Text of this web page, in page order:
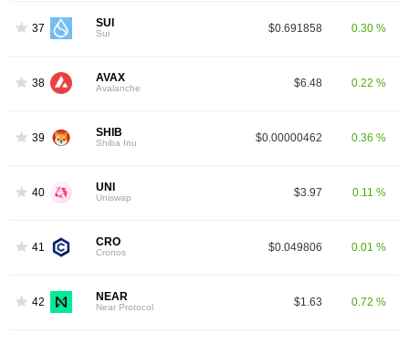
37 SUI
Sui $0.691858 0.30 %
38 AVAX
Avalanche $6.48 0.22 %
39 SHIB
Shiba Inu $0.00000462 0.36 %
40 UNI
Uniswap $3.97 0.11 %
41 CRO
Cronos $0.049806 0.01 %
42 NEAR
Near Protocol $1.63 0.72 %